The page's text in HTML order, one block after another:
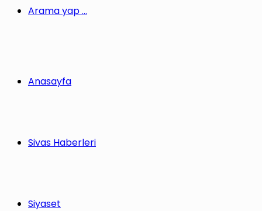
Arama yap ...
Anasayfa
Sivas Haberleri
Siyaset